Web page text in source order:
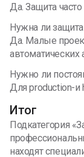
Да. Защита
Нужна ли
Да. Малые
автоматических
Нужно ли
Для production-и
Итог
Подкатегория
находят